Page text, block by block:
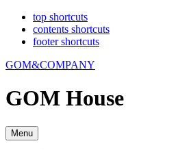
top shortcuts
contents shortcuts
footer shortcuts
GOM&COMPANY
GOM House
Menu